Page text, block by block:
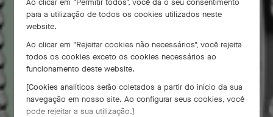
Ao clicar em "Permitir todos", você dá o seu consentimento
para a utilização de todos os cookies utilizados neste
website.
Ao clicar em "Rejeitar cookies não necessários", você rejeita
todos os cookies exceto os cookies necessários ao
funcionamento deste website.
[Cookies analíticos serão coletados a partir do início da sua
navegação em nosso site. Ao configurar seus cookies, você
pode rejeitar a sua utilização.]